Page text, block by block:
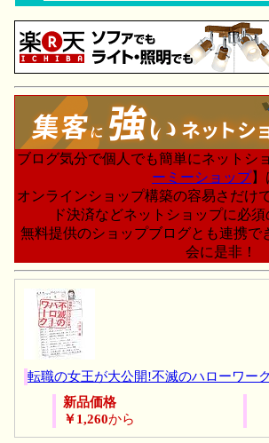
ブログ気分で個人でも簡単にネットシ
ーミーショップ】
オンラインショップ構築の容易さだけ
ド決済などネットショップに必須
無料提供のショップブログとも連携で
会に是非！
転職の女王が大公開!不滅のハローワーク
新品価格
￥1,260から